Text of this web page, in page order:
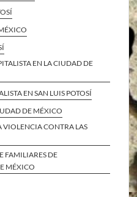
EN LA CIUDAD DE
EN SAN LUIS POTOSÍ
DE MÉXICO
CONTRA LAS
FAMILIARES DE
MÉXICO